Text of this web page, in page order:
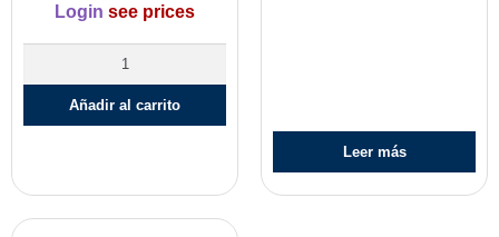
Login see prices
Añadir al carrito
Leer más